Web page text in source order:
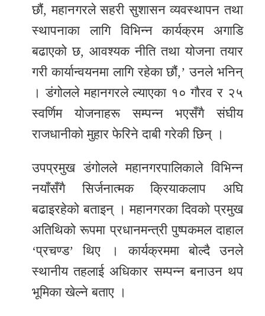
छौं, महानगरले सहरी सुशासन व्यवस्थापन तथा
स्थापनाका लागि विभिन्न कार्यक्रम अगाडि
बढाएको छ, आवश्यक नीति तथा योजना तयार
गरी कार्यान्वयनमा लागि रहेका छौं,’ उनले भनिन्
। डंगोलले महानगरले ल्याएका १० गौरव र २५
स्वर्णिम योजनाहरू सम्पन्न भएसँगै संघीय
राजधानीको मुहार फेरिने दाबी गरेकी छिन् ।
उपप्रमुख डंगोलले महानगरपालिकाले विभिन्न
नयाँसँगै सिर्जनात्मक क्रियाकलाप अघि
बढाइरहेको बताइन् । महानगरका दिवको प्रमुख
अतिथिको रूपमा प्रधानमन्त्री पुष्पकमल दाहाल
‘प्रचण्ड’ थिए । कार्यक्रममा बोल्दै उनले
स्थानीय तहलाई अधिकार सम्पन्न बनाउन थप
भूमिका खेल्ने बताए ।